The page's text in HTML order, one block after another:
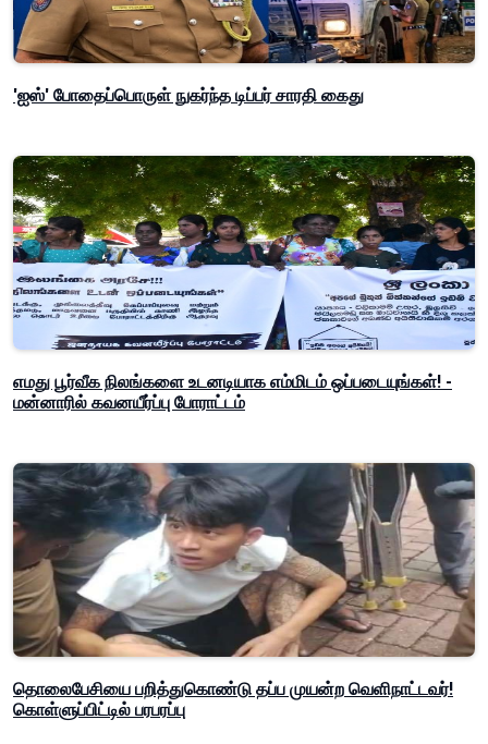
'ஐஸ்' போதைப்பொருள் நுகர்ந்த டிப்பர் சாரதி கைது
எமது பூர்வீக நிலங்களை உடனடியாக எம்மிடம் ஒப்படையுங்கள்! -
மன்னாரில் கவனயீர்ப்பு போராட்டம்
தொலைபேசியை பறித்துகொண்டு தப்ப முயன்ற வெளிநாட்டவர்!
கொள்ளுப்பிட்டில் பரபரப்பு